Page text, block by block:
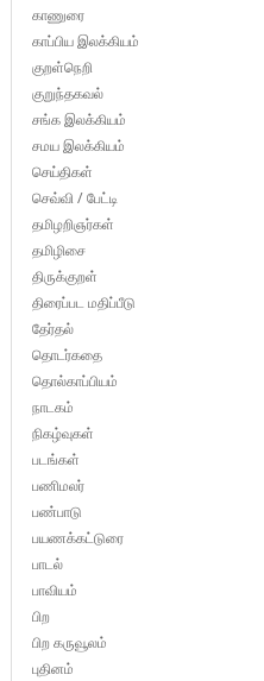
காணுரை
காப்பிய இலக்கியம்
குறள்நெறி
குறுந்தகவல்
சங்க இலக்கியம்
சமய இலக்கியம்
செய்திகள்
செவ்வி / பேட்டி
தமிழறிஞர்கள்
தமிழிசை
திருக்குறள்
திரைப்பட மதிப்பீடு
தேர்தல்
தொடர்கதை
தொல்காப்பியம்
நாடகம்
நிகழ்வுகள்
படங்கள்
பணிமலர்
பண்பாடு
பயணக்கட்டுரை
பாடல்
பாவியம்
பிற
பிற கருவூலம்
புதினம்